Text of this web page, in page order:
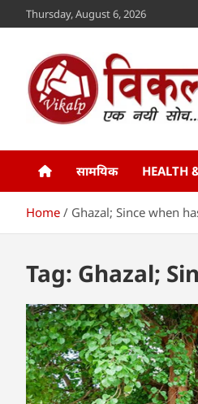
to
Thursday, August 6, 2026
Vikalp
सामयिक HEALTH
Home Ghazal; Since when
Tag: Ghazal;